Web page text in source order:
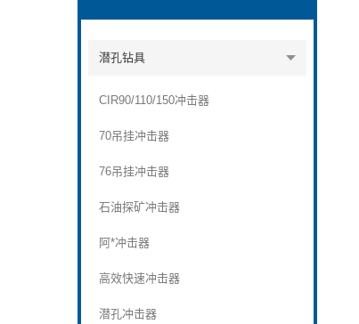
潜孔钻具
CIR90/110/150冲击器
70吊挂冲击器
76吊挂冲击器
石油探矿冲击器
阿*冲击器
高效快速冲击器
潜孔冲击器